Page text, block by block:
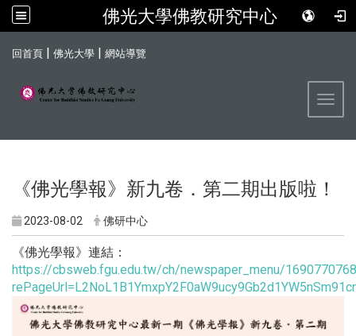
佛光大學佛教研究中心
回首頁 | 佛光大學 | 網站導覽
《佛光學報》新九卷．第二期出版啦！
2023-08-02 佛研中心
《佛光學報》連結：
https://cbsweb.fgu.edu.tw/ch/newspaper_menu/